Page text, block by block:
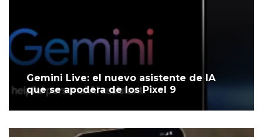
Gemini Live: el nuevo asistente de IA
que se apodera de los Pixel 9